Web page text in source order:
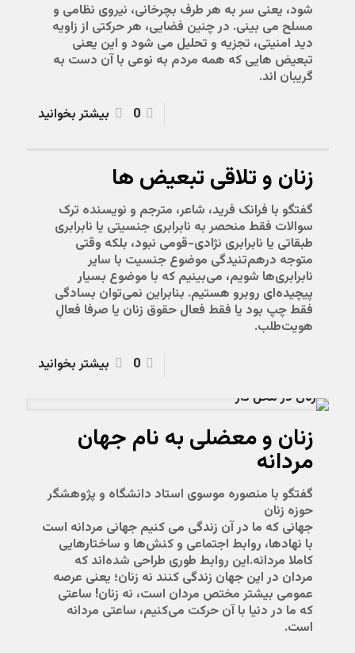
شود، یعنی سر به هر طرف بچرخانی، نیروی نظامی و
مسلح می بینی. در چنین فضایی، هر حرکتی از زاویه
دید امنیتی، تجزیه و تحلیل می شود و این یعنی
تبعیض هایی که همه مردم به نوعی با آن دست به
گریبان اند.
0
بیشتر بخوانید
زنان و تلاقی تبعیض ها
گفتگو با فرانک فرید، شاعر، مترجم و نویسنده ترک
سوالات فقط منحصر به نابرابری جنسیتی یا نابرابری
طبقاتی یا نابرابری نژادی-قومی نبود، بلکه وقتی
متوجه درهم‌تنیدگی موضوع جنسیت با سایر
نابرابری‌ها شویم، می‌بینیم که با موضوع بسیار
پیچیده‌ای روبرو هستیم. بنابراین نمی‌توان بسادگی
فقط چپ بود یا فقط فعال حقوق زنان یا صرفا فعالِ
هویت‌طلب.
0
بیشتر بخوانید
زنان و معضلی به نام جهان
مردانه
گفتگو با منصوره موسوی استاد دانشگاه و پژوهشگر
حوزه زنان
جهانی که ما در آن زندگی می کنیم جهانی مردانه است
با نهادها، روابط اجتماعی و کنش‌ها و ساختارهایی
کاملا مردانه.این روابط طوری طراحی شده‌اند که
مردان در این جهان زندگی کنند نه زنان؛ یعنی عرصه
عمومی بیشتر مختص مردان است، نه زنان! ساعتی
که ما در دنیا با آن حرکت می‌کنیم، ساعتی مردانه
است.